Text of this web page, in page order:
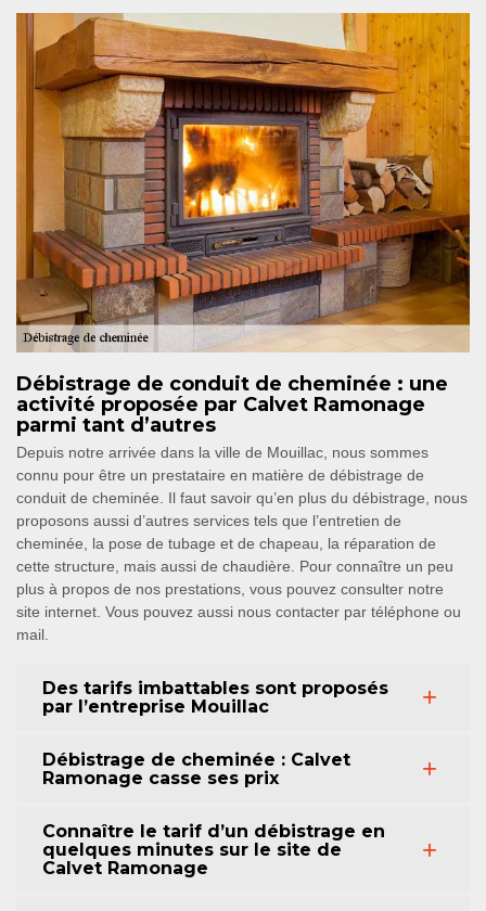
Débistrage de conduit de cheminée : une
activité proposée par Calvet Ramonage
parmi tant d’autres
Depuis notre arrivée dans la ville de Mouillac, nous sommes
connu pour être un prestataire en matière de débistrage de
conduit de cheminée. Il faut savoir qu’en plus du débistrage, nous
proposons aussi d’autres services tels que l’entretien de
cheminée, la pose de tubage et de chapeau, la réparation de
cette structure, mais aussi de chaudière. Pour connaître un peu
plus à propos de nos prestations, vous pouvez consulter notre
site internet. Vous pouvez aussi nous contacter par téléphone ou
mail.
Des tarifs imbattables sont proposés
par l’entreprise Mouillac
Débistrage de cheminée : Calvet
Ramonage casse ses prix
Connaître le tarif d’un débistrage en
quelques minutes sur le site de
Calvet Ramonage